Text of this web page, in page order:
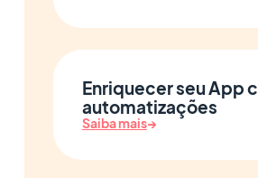
Enriquecer seu App
automatizações
Saiba mais→